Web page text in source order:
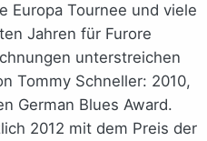
Europa Tournee und viele
Jahren für Furore
unterstreichen
Tommy Schneller: 2010,
German Blues Award.
2012 mit dem Preis der